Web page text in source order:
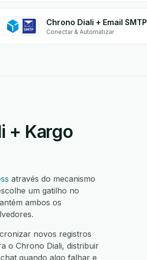
Chrono Diali + Email SMTP
Conectar & Automatizar
+ Kargo
através do mecanismo
um gatilho no
ambos os
novos registros
o Chrono Diali, distribuir
quando algo falhar e